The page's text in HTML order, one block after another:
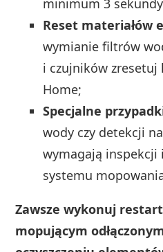
Reset materiałów
wymianie filtrów
i czujników
Home;
Specjalne
wody czy detekcji
wymagają
systemu
Zawsze wykonuj
mopującym